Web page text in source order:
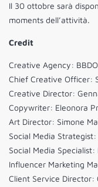
Il 30 ottobre sarà
moments dell’attività.
Credit
Creative Agency: BBDO
Chief Creative Officer:
Creative Director:
Copywriter: Eleonora
Art Director: Simone
Social Media
Social Media
Influencer Marketing
Client Service Director: